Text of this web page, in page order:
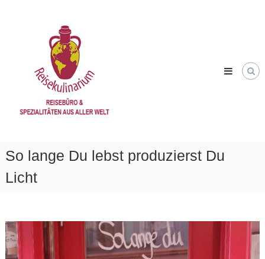
So lange Du lebst produzierst Du
Licht